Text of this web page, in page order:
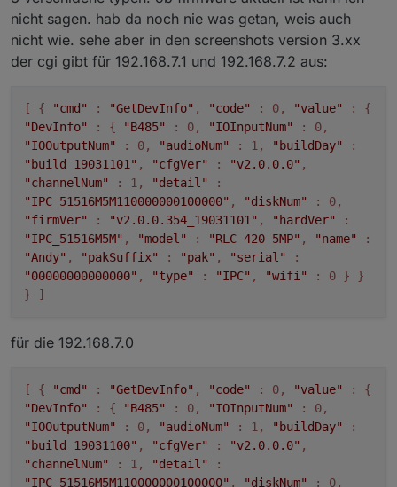
nicht sagen. hab da noch nie was getan, weis auch
nicht wie. sehe aber in den screenshots version 3.xx
der cgi gibt für 192.168.7.1 und 192.168.7.2 aus:
[ { "cmd" : "GetDevInfo" , "code" : 0, "value"
: {
"DevInfo"
: { "B485" : 0, "IOInputNum"
: 0,
"IOOutputNum"
: 0, "audioNum" : 1, "buildDay"
:
"build 19031101" , "cfgVer" : "v2.0.0.0" ,
"channelNum"
: 1, "detail"
:
"IPC_51516M5M110000000100000" , "diskNum"
: 0,
"firmVer"
: "v2.0.0.354_19031101" , "hardVer"
:
"IPC_51516M5M" , "model" : "RLC-420-5MP" , "name"
:
"Andy" , "pakSuffix" : "pak" , "serial"
:
"00000000000000" , "type" : "IPC" , "wifi"
: 0 } }
} ]
für die 192.168.7.0
[ { "cmd" : "GetDevInfo" , "code" : 0, "value"
: {
"DevInfo"
: { "B485" : 0, "IOInputNum"
: 0,
"IOOutputNum"
: 0, "audioNum" : 1, "buildDay"
:
"build 19031100" , "cfgVer" : "v2.0.0.0" ,
"channelNum"
: 1, "detail"
:
"IPC_51516M5M110000000100000" , "diskNum"
: 0,